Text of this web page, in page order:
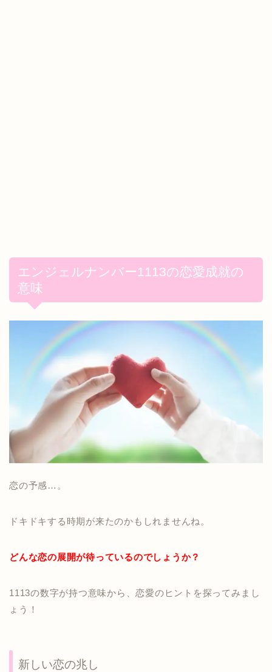
エンジェルナンバー1113の恋愛成就の
意味
恋の予感…。
ドキドキする時期が来たのかもしれませんね。
どんな恋の展開が待っているのでしょうか？
1113の数字が持つ意味から、恋愛のヒントを探ってみまし
ょう！
新しい恋の兆し